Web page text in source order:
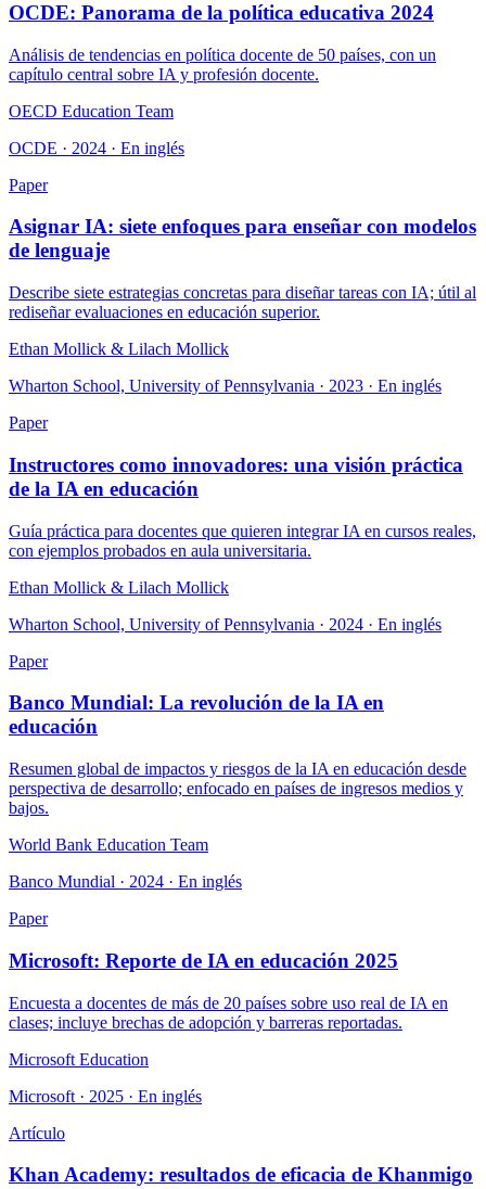
OCDE: Panorama de la política educativa 2024
Análisis de tendencias en política docente de 50 países, con un
capítulo central sobre IA y profesión docente.
OECD Education Team
OCDE · 2024 · En inglés
Paper
Asignar IA: siete enfoques para enseñar con modelos
de lenguaje
Describe siete estrategias concretas para diseñar tareas con IA; útil al
rediseñar evaluaciones en educación superior.
Ethan Mollick & Lilach Mollick
Wharton School, University of Pennsylvania · 2023 · En inglés
Paper
Instructores como innovadores: una visión práctica
de la IA en educación
Guía práctica para docentes que quieren integrar IA en cursos reales,
con ejemplos probados en aula universitaria.
Ethan Mollick & Lilach Mollick
Wharton School, University of Pennsylvania · 2024 · En inglés
Paper
Banco Mundial: La revolución de la IA en
educación
Resumen global de impactos y riesgos de la IA en educación desde
perspectiva de desarrollo; enfocado en países de ingresos medios y
bajos.
World Bank Education Team
Banco Mundial · 2024 · En inglés
Paper
Microsoft: Reporte de IA en educación 2025
Encuesta a docentes de más de 20 países sobre uso real de IA en
clases; incluye brechas de adopción y barreras reportadas.
Microsoft Education
Microsoft · 2025 · En inglés
Artículo
Khan Academy: resultados de eficacia de Khanmigo